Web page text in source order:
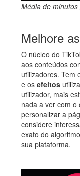
Média de
Melhore
O núcleo do
aos conteúdos
utilizadores. Tem
e os efeitos
utilizador, mais
nada a ver com o
personalizar a
considere
exato do
sua plataforma.